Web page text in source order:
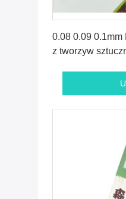
0.08 0.09
z tworzyw